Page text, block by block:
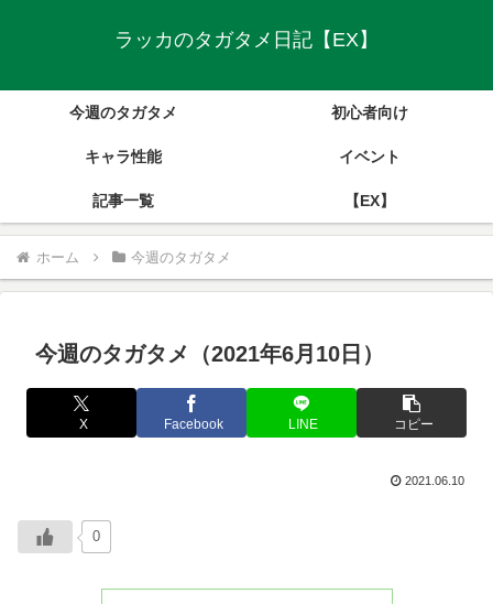
ラッカのタガタメ日記【EX】
今週のタガタメ 初心者向け
キャラ性能 イベント
記事一覧 【EX】
ホーム 今週のタガタメ
今週のタガタメ（2021年6月10日）
X Facebook LINE コピー
2021.06.10
0